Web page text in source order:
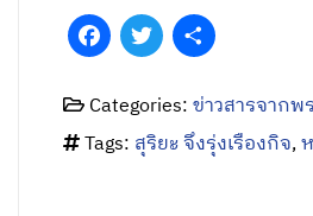
FacebookTwitter
Categories:ข่าวสารจากพ
Tags: สุริยะ จึงรุ่งเรืองกิจ,